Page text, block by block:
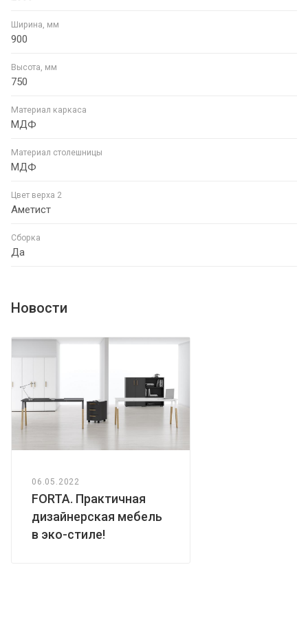
Ширина, мм
900
Высота, мм
750
Материал каркаса
МДФ
Материал столешницы
МДФ
Цвет верха 2
Аметист
Сборка
Да
Новости
06.05.2022
FORTA. Практичная
дизайнерская мебель
в эко-стиле!